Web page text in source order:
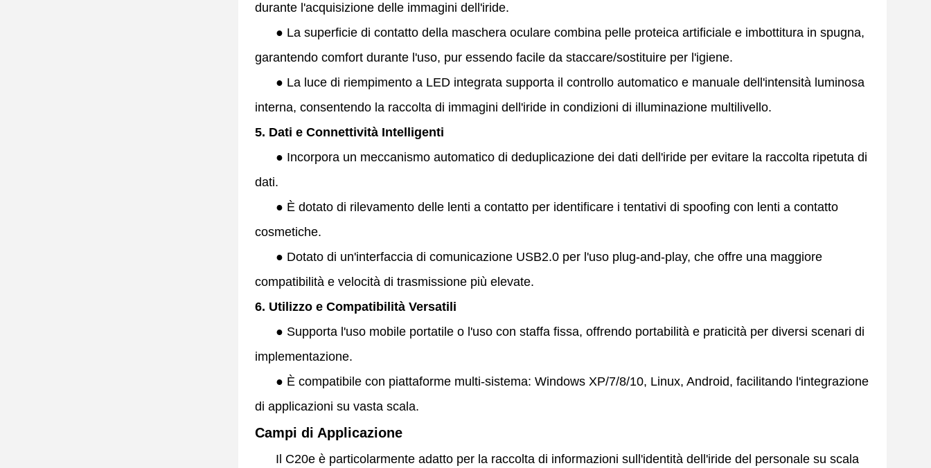
durante l'acquisizione delle immagini dell'iride.
● La superficie di contatto della maschera oculare combina pelle proteica artificiale e imbottitura in spugna,
garantendo comfort durante l'uso, pur essendo facile da staccare/sostituire per l'igiene.
● La luce di riempimento a LED integrata supporta il controllo automatico e manuale dell'intensità luminosa
interna, consentendo la raccolta di immagini dell'iride in condizioni di illuminazione multilivello.
5. Dati e Connettività Intelligenti
● Incorpora un meccanismo automatico di deduplicazione dei dati dell'iride per evitare la raccolta ripetuta di
dati.
● È dotato di rilevamento delle lenti a contatto per identificare i tentativi di spoofing con lenti a contatto
cosmetiche.
● Dotato di un'interfaccia di comunicazione USB2.0 per l'uso plug-and-play, che offre una maggiore
compatibilità e velocità di trasmissione più elevate.
6. Utilizzo e Compatibilità Versatili
● Supporta l'uso mobile portatile o l'uso con staffa fissa, offrendo portabilità e praticità per diversi scenari di
implementazione.
● È compatibile con piattaforme multi-sistema: Windows XP/7/8/10, Linux, Android, facilitando l'integrazione
di applicazioni su vasta scala.
Campi di Applicazione
Il C20e è particolarmente adatto per la raccolta di informazioni sull'identità dell'iride del personale su scala